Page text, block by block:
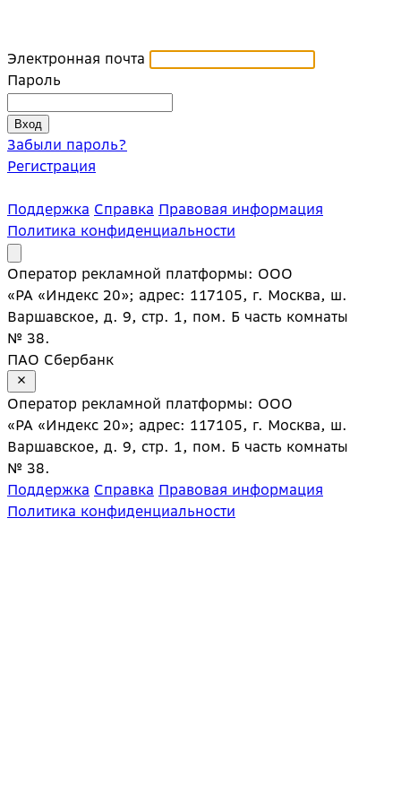
Электронная почта
Пароль
Забыли пароль?
Регистрация
Поддержка Справка Правовая информация
Политика конфиденциальности
Оператор рекламной платформы: ООО
«РА «Индекс 20»; адрес: 117105, г. Москва, ш.
Варшавское, д. 9, стр. 1, пом. Б часть комнаты
№ 38.
ПАО Сбербанк
Оператор рекламной платформы: ООО
«РА «Индекс 20»; адрес: 117105, г. Москва, ш.
Варшавское, д. 9, стр. 1, пом. Б часть комнаты
№ 38.
Поддержка Справка Правовая информация
Политика конфиденциальности